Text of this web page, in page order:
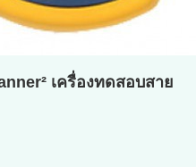
เครื่องทดสอบสาย